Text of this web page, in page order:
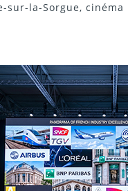
la-Sorgue,